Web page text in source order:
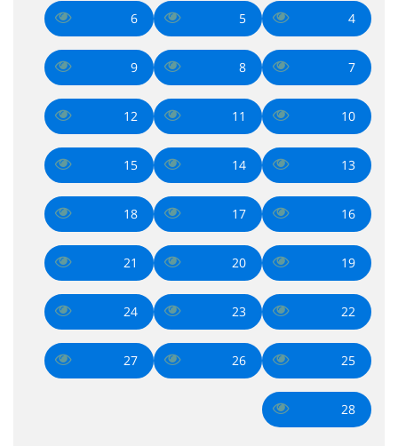
4
5
6
7
8
9
10
11
12
13
14
15
16
17
18
19
20
21
22
23
24
25
26
27
28